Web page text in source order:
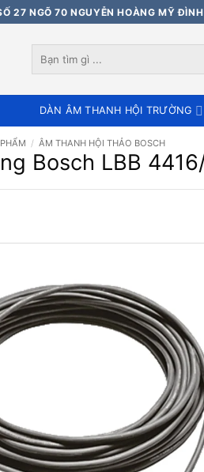
27 NGÕ 70 NGUYỄN HOÀNG MỸ
kiếm:
DÀN ÂM THANH HỘI TRƯỜNG
/ ÂM THANH HỘI THẢO BOSCH
Bosch LBB